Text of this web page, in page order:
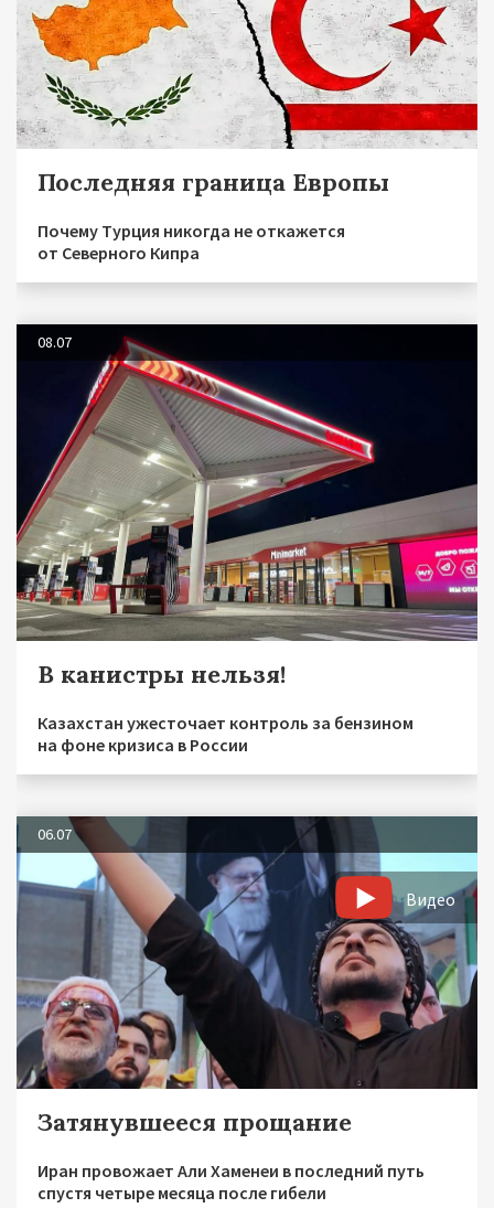
Последняя граница Европы
Почему Турция никогда не откажется
от Северного Кипра
08.07
В канистры нельзя!
Казахстан ужесточает контроль за бензином
на фоне кризиса в России
06.07
Видео
Затянувшееся прощание
Иран провожает Али Хаменеи в последний путь
спустя четыре месяца после гибели